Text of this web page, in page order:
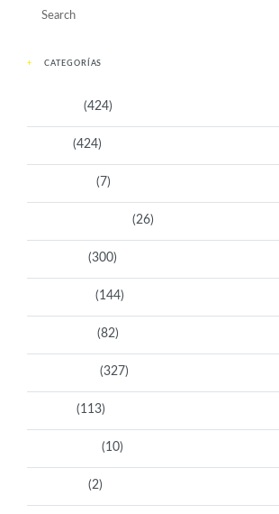
CATEGORÍAS
(424)
(424)
(7)
(26)
(300)
(144)
(82)
(327)
(113)
(10)
(2)